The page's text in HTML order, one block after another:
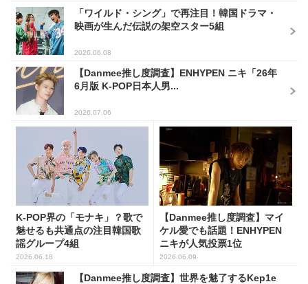
「ワイルド・シング」で再注目！韓国ドラマ・
映画が生んだ伝説の架空スター5組
2026.06.08
【Danmee推し度調査】ENHYPEN ニキ「26年
6月版 K-POP日本人男...
2026.07.06
K-POP界の「モナキ」？歌で
魅せるも共通点の注目韓国歌
謡グループ4組
2026.06.18
【Danmee推し度調査】マイ
ケル愛でも話題！ENHYPEN
ニキが人気投票1位
2026.06.09
【Danmee推し度調査】世界を魅了するKep1e